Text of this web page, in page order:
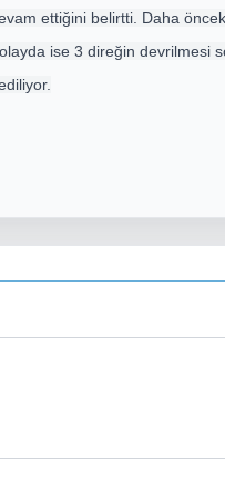
ettiğini belirtti. Daha
ise 3 direğin devrilmesi